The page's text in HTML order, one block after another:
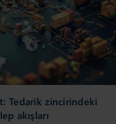
Tedarik zincirindeki
akışları